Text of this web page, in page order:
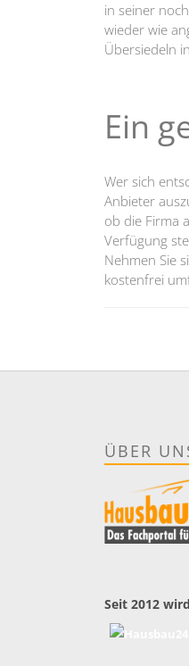
in seiner
wieder wie
Übersiedeln
Ein
Wer sich
Anbieter
ob die Firma
Verfügung
Nehmen Sie
kostenfrei
ÜBER
Seit 2012